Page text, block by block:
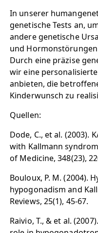
In unserer
genetische Tests an,
andere genetische
und
Durch eine präzise
wir eine
anbieten, die
Kinderwunsch zu
Quellen:
Dode, C., et al. (2003).
with Kallmann
of Medicine, 348(23),
Bouloux, P. M. (2004).
hypogonadism and
Reviews, 25(1), 45-67.
Raivio, T., & et al.